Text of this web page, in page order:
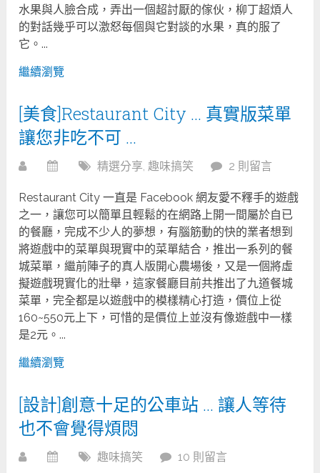
水果與人臉合成，弄出一個超討厭的傢伙，柳丁超煩人
的對話幾乎可以激怒每個與它對談的水果，真的服了
它。...
繼續瀏覽
[美食]Restaurant City … 真實版菜單
讓您非吃不可 …
精選分享, 趣味搞笑 2 則留言
Restaurant City 一直是 Facebook 網友愛不釋手的遊戲
之一，讓您可以簡單且輕鬆的在網路上開一間屬於自已
的餐廳，完成不少人的夢想，有腦筋動的快的業者想到
將遊戲中的菜單與現實中的菜單結合，推出一系列的餐
城菜單，繼前陣子的真人版開心農場後，又是一個將虛
擬遊戲現實化的壯舉，這家餐廳目前共推出了九道餐城
菜單，完全都是以遊戲中的模樣精心打造，價位上從
160~550元上下，可惜的是價位上並沒有像遊戲中一樣
是2元。...
繼續瀏覽
[設計]創意十足的公車站 … 讓人等待
也不會覺得煩悶
趣味搞笑 10 則留言